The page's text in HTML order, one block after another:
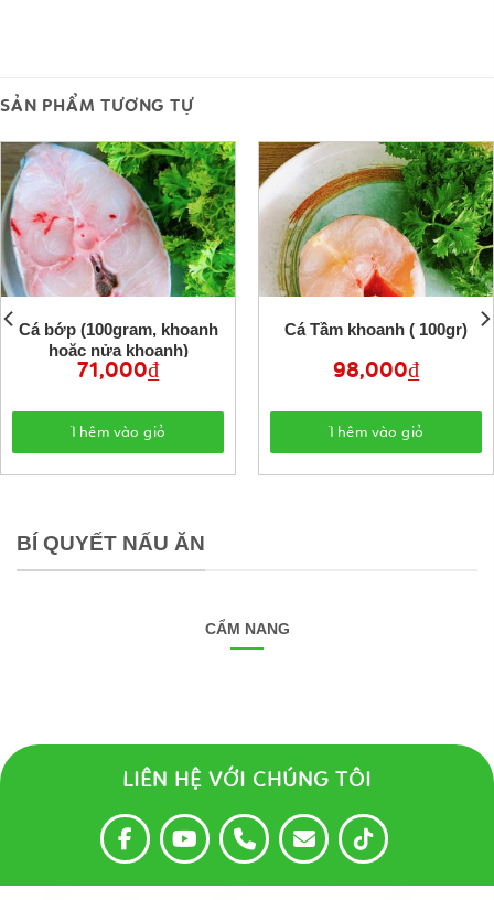
SẢN PHẨM TƯƠNG TỰ
Cá bớp (100gram, khoanh
hoặc nửa khoanh)
71,000₫
Thêm vào giỏ
Cá Tầm khoanh ( 100gr)
98,000₫
Thêm vào giỏ
BÍ QUYẾT NẤU ĂN
CẨM NANG
LIÊN HỆ VỚI CHÚNG TÔI